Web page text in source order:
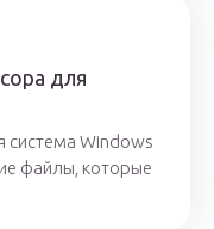
для
система Windows
файлы, которые